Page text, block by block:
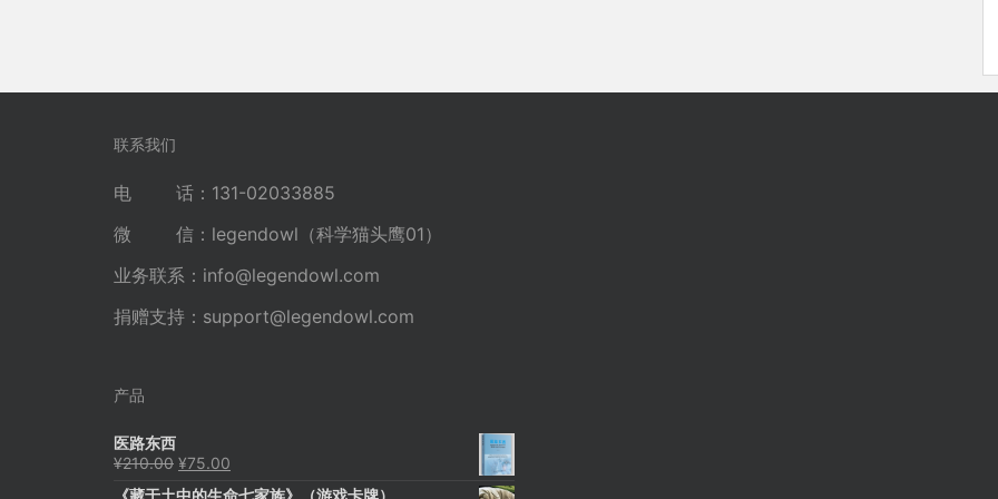
联系我们
电 话：131-02033885
微 信：legendowl（科学猫头鹰01）
业务联系： info@legendowl.com
捐赠支持： support@legendowl.com
产品
医路东西
¥210.00 原
¥75.00